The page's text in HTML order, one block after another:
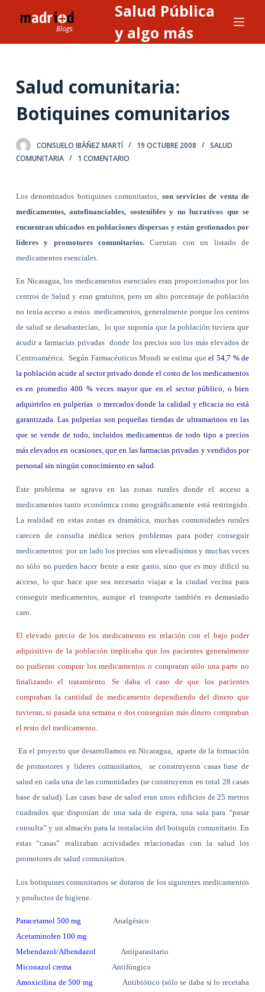
l
o
e
n
d
o
Salud Pública
y algo más
Salud comunitaria:
Botiquines comunitarios
CONSUELO IBÁÑEZ MARTÍ 19 OCTUBRE 2008
SALUD
COMUNITARIA
1 COMENTARIO
Los denominados botiquines comunitarios, son servicios de venta de
medicamentos, autofinanciables, sostenibles y no lucrativos que se
encuentran ubicados en poblaciones dispersas y están gestionados por
líderes y promotores comunitarios. Cuentan con un listado de
medicamentos esenciales.
En Nicaragua, los medicamentos esenciales eran proporcionados por los
centros de Salud y eran gratuitos, pero un alto porcentaje de población
no tenía acceso a estos medicamentos, generalmente porque los centros
de salud se desabastecían, lo que suponía que la población tuviera que
acudir a farmacias privadas donde los precios son los más elevados de
Centroamérica. Según Farmacéuticos Mundi se estima queel 54,7 % de
la población acude al sector privado donde el costo de los medicamentos
es en promedio 400 % veces mayor que en el sector público, o bien
adquirirlos en pulperías o mercados donde la calidad y eficacia no está
garantizada. Las pulperías son pequeñas tiendas de ultramarinos en las
que se vende de todo, incluidos medicamentos de todo tipo a precios
más elevados en ocasiones, que en las farmacias privadas y vendidos por
personal sin ningún conocimiento en salud.
Este problema se agrava en las zonas rurales donde el acceso a
medicamentos tanto económica como geográficamente está restringido.
La realidad en estas zonas es dramática, muchas comunidades rurales
carecen de consulta médica serios problemas para poder conseguir
medicamentos: por un lado los precios son elevadísimos y muchas veces
no sólo no pueden hacer frente a este gasto, sino que es muy difícil su
acceso, lo que hace que sea necesario viajar a la ciudad vecina para
conseguir medicamentos, aunque el transporte también es demasiado
caro.
El elevado precio de los medicamento en relación con el bajo poder
adquisitivo de la población implicaba que los pacientes generalmente
no pudieran comprar los medicamentos o compraran sólo una parte no
finalizando el tratamiento. Se daba el caso de que los pacientes
compraban la cantidad de medicamento dependiendo del dinero que
tuvieran, si pasada una semana o dos conseguían más dinero compraban
el resto del medicamento.
En el proyecto que desarrollamos en Nicaragua, aparte de la formación
de promotores y líderes comunitarios,
se construyeron casas base de
salud en cada una de las comunidades (se construyeron en total 28 casas
base de salud). Las casas base de salud eran unos edificios de25 metros
cuadradosque disponían de una sala de espera, una sala para “pasar
consulta” y un almacén para la instalación del botiquín comunitario. En
estas “casas” realizaban actividades relacionadas con la salud los
promotores de salud comunitarios.
Los botiquines comunitarios se dotaron de los siguientes medicamentos
y productos de higiene.
Paracetamol 500 mg
Analgésico
Acetaminofen 100 mg
Mebendazol/Albendazol
Antiparasitario
Miconazol crema
Antifúngico
Amoxicilina de 500 mg
Antibiótico (sólo se daba si lo recetaba